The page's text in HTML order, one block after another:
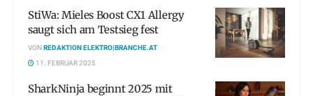
StiWa: Mieles Boost CX1 Allergy
saugt sich am Testsieg fest
VONREDAKTION ELEKTRO|BRANCHE.AT
11. FEBRUAR 2025
SharkNinja beginnt 2025 mit